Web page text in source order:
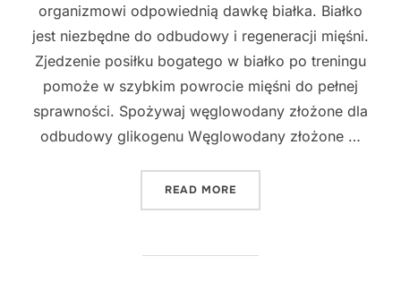
organizmowi odpowiednią dawkę białka. Białko
jest niezbędne do odbudowy i regeneracji mięśni.
Zjedzenie posiłku bogatego w białko po treningu
pomoże w szybkim powrocie mięśni do pełnej
sprawności. Spożywaj węglowodany złożone dla
odbudowy glikogenu Węglowodany złożone …
READ MORE